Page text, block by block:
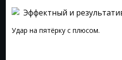
Удар на пятёрку с плюсом.